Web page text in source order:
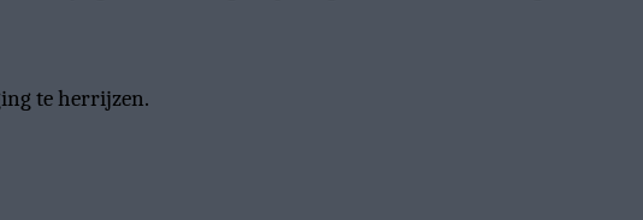
te herrijzen.